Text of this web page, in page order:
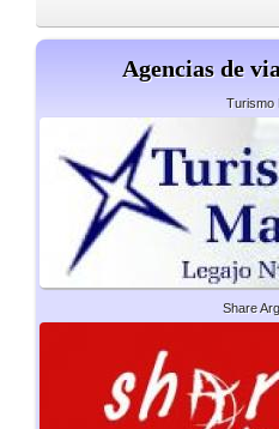
Agencias de
Turismo
Share